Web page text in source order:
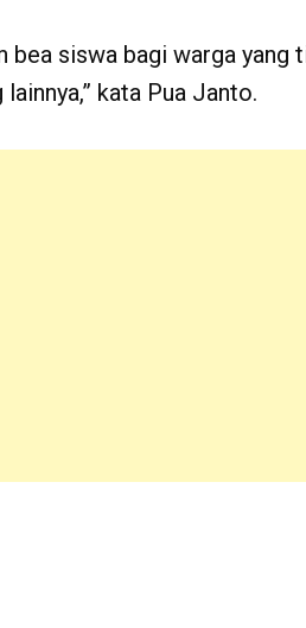
bea siswa bagi warga yang
kata Pua Janto.